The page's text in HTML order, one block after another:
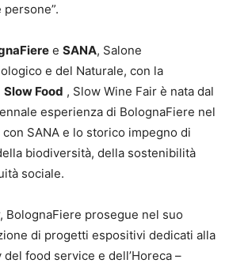
persone”.
e SANA, Salone
e del Naturale, con la
Slow Food , Slow Wine Fair è nata dal
esperienza di BolognaFiere nel
SANA e lo storico impegno di
biodiversità, della sostenibilità
sociale.
BolognaFiere prosegue nel suo
di progetti espositivi dedicati alla
food service e dell’Horeca –